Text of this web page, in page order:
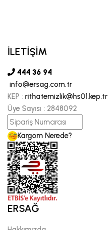
İLETİŞİM
444 36 94
info@ersag.com.tr
KEP : rithatemizlik@hs01.kep.tr
Üye Sayısı : 2848092
Kargom Nerede?
ERSAĞ